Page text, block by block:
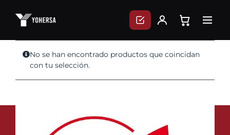
content
No se han encontrado productos que coincidan
con tu selección.